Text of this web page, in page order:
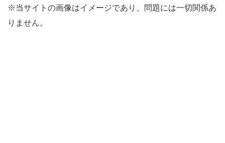
※当サイトの画像はイメージであり、問題には一切関係あ
りません。